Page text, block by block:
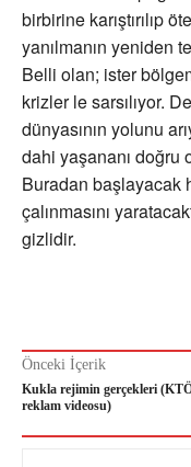
birbirine karıştırılıp
yanılmanın yeniden
Belli olan; ister
krizler le sarsılıyor.
dünyasının yolunu
dahi yaşananı doğru
Buradan başlayacak
çalınmasını
gizlidir.
Önceki İçerik
Kukla rejimin gerçekleri
reklam videosu)